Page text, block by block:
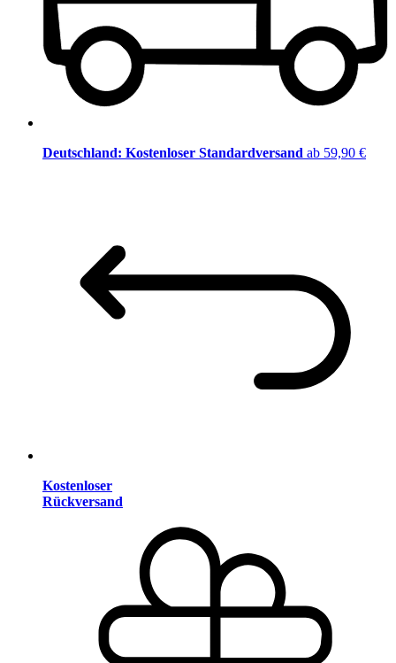
Deutschland: Kostenloser Standardversand ab 59,90 €
Kostenloser
Rückversand